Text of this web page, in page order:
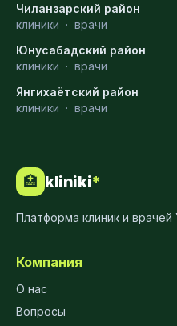
Чиланзарский район
клиники · врачи
Юнусабадский район
клиники · врачи
Янгихаётский район
клиники · врачи
🏥 kliniki*
Платформа клиник и врачей
Компания
О нас
Вопросы